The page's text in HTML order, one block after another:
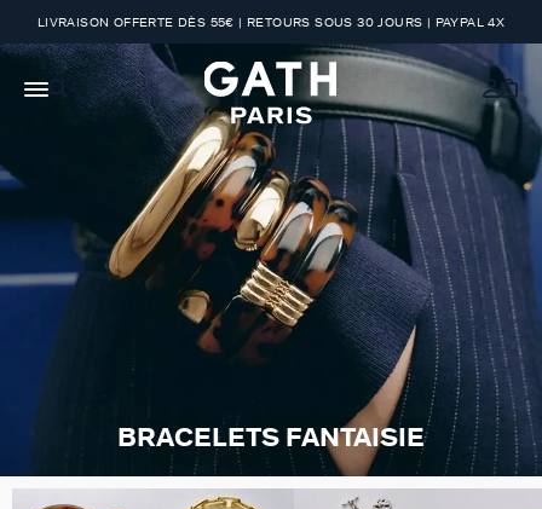
LIVRAISON OFFERTE DÈS 55€ | RETOURS SOUS 30 JOURS | PAYPAL 4X
BRACELETS FANTAISIE